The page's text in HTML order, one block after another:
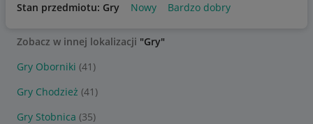
Stan przedmiotu: Gry Nowy Bardzo dobry
Zobacz w innej lokalizacji "Gry"
Gry Oborniki (41)
Gry Chodzież (41)
Gry Stobnica (35)